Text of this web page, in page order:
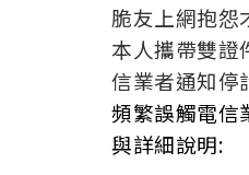
脆友上網抱怨
本人攜帶雙證
信業者通知停
頻繁誤觸電信
與詳細說明: